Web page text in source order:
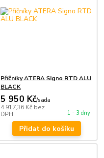
Příčníky ATERA Signo RTD ALU
BLACK
5 950 Kč/sada
4 917,36 Kč bez
DPH
1 - 3 dny
Přidat do košíku